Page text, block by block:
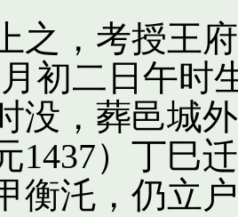
之，考授王
初二日午时
没，葬邑城
1437）丁巳
衡汑，仍立